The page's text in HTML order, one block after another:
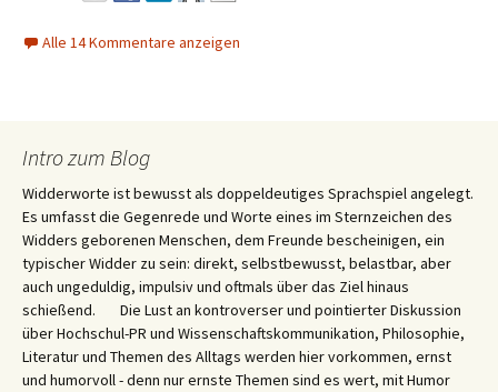
Alle 14 Kommentare anzeigen
Intro zum Blog
Widderworte ist bewusst als doppeldeutiges Sprachspiel angelegt.
Es umfasst die Gegenrede und Worte eines im Sternzeichen des
Widders geborenen Menschen, dem Freunde bescheinigen, ein
typischer Widder zu sein: direkt, selbstbewusst, belastbar, aber
auch ungeduldig, impulsiv und oftmals über das Ziel hinaus
schießend. Die Lust an kontroverser und pointierter Diskussion
über Hochschul-PR und Wissenschaftskommunikation, Philosophie,
Literatur und Themen des Alltags werden hier vorkommen, ernst
und humorvoll - denn nur ernste Themen sind es wert, mit Humor